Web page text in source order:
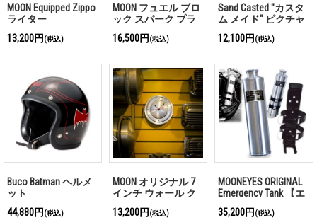
MOON Equipped Zippo
ライター
13,200円 (税込)
MOON フュエル ブロ
ック スパーク プラ
グ スタンド
16,500円 (税込)
Sand Casted "カスタ
ム メイド" ピクチャ
ー フレーム
12,100円 (税込)
Buco Batman ヘルメ
ット
44,880円(税込)
MOON オリジナル 7
インチ ウォール ク
13,200円(税込)
MOONEYES ORIGINAL
Emergency Tank 【エ
ク】
35,200円(税込)